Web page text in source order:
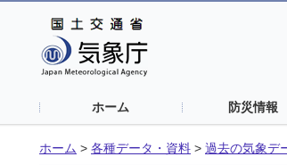
ホーム 防災情報
ホーム > 各種データ・資料 > 過去の気象デ